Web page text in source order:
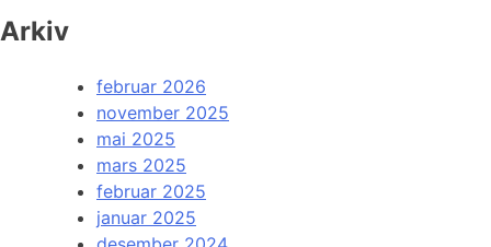
Arkiv
februar 2026
november 2025
mai 2025
mars 2025
februar 2025
januar 2025